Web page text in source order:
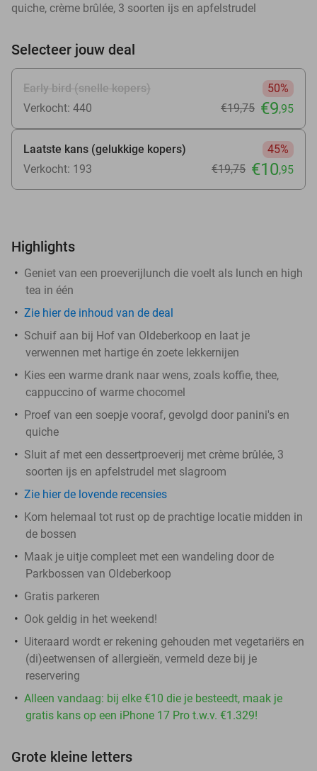
quiche, crème brûlée, 3 soorten ijs en apfelstrudel
Selecteer jouw deal
Early bird (snelle kopers)
50%
Verkocht: 440
€19,75 €9,95
Laatste kans (gelukkige kopers)
45%
Verkocht: 193
€19,75 €10,95
Highlights
Geniet van een proeverijlunch die voelt als lunch en high
tea in één
Zie hierde inhoud van de deal
Schuif aan bij Hof van Oldeberkoop en laat je
verwennen met hartige én zoete lekkernijen
Kies een warme drank naar wens, zoals koffie, thee,
cappuccino of warme chocomel
Proef van een soepje vooraf, gevolgd door panini's en
quiche
Sluit af met een dessertproeverij met crème brûlée, 3
soorten ijs en apfelstrudel met slagroom
Zie hier de lovende recensies
Kom helemaal tot rust op de prachtige locatie midden in
de bossen
Maak je uitje compleet met een wandeling door de
Parkbossen van Oldeberkoop
Gratis parkeren
Ook geldig in het weekend!
Uiteraard wordt er rekening gehouden met vegetariërs en
(di)eetwensen of allergieën, vermeld deze bij je
reservering
Alleen vandaag: bij elke €10 die je besteedt, maak je
gratis kans op een iPhone 17 Pro t.w.v. €1.329!
Grote kleine letters